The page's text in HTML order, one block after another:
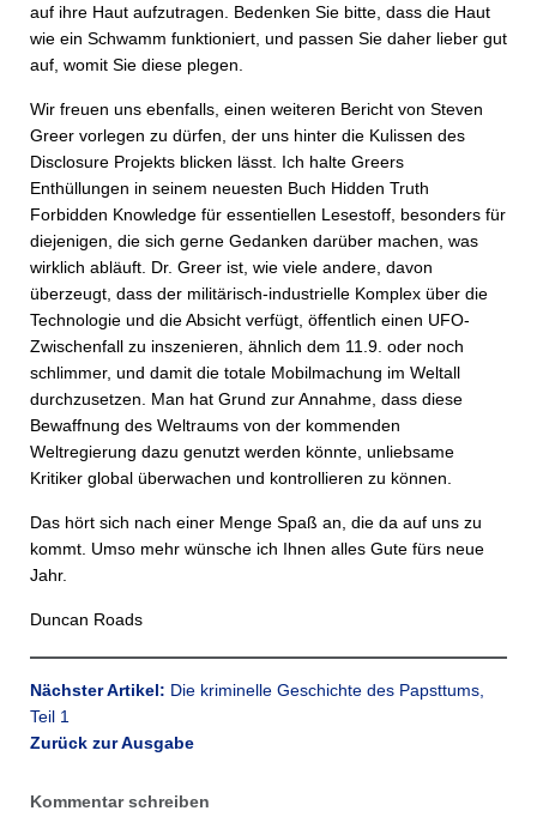
auf ihre Haut aufzutragen. Bedenken Sie bitte, dass die Haut
wie ein Schwamm funktioniert, und passen Sie daher lieber gut
auf, womit Sie diese plegen.
Wir freuen uns ebenfalls, einen weiteren Bericht von Steven
Greer vorlegen zu dürfen, der uns hinter die Kulissen des
Disclosure Projekts blicken lässt. Ich halte Greers
Enthüllungen in seinem neuesten Buch Hidden Truth
Forbidden Knowledge für essentiellen Lesestoff, besonders für
diejenigen, die sich gerne Gedanken darüber machen, was
wirklich abläuft. Dr. Greer ist, wie viele andere, davon
überzeugt, dass der militärisch-industrielle Komplex über die
Technologie und die Absicht verfügt, öffentlich einen UFO-
Zwischenfall zu inszenieren, ähnlich dem 11.9. oder noch
schlimmer, und damit die totale Mobilmachung im Weltall
durchzusetzen. Man hat Grund zur Annahme, dass diese
Bewaffnung des Weltraums von der kommenden
Weltregierung dazu genutzt werden könnte, unliebsame
Kritiker global überwachen und kontrollieren zu können.
Das hört sich nach einer Menge Spaß an, die da auf uns zu
kommt. Umso mehr wünsche ich Ihnen alles Gute fürs neue
Jahr.
Duncan Roads
Nächster Artikel: Die kriminelle Geschichte des Papsttums,
Teil 1
Zurück zur Ausgabe
Kommentar schreiben